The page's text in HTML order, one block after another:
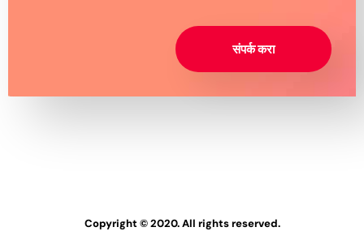
संपर्क करा
Copyright © 2020. All rights reserved.